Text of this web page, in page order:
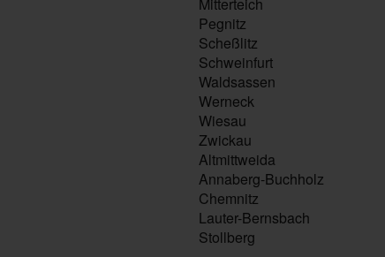
Pegnitz
Scheßlitz
Schweinfurt
Waldsassen
Werneck
Wiesau
Zwickau
Altmittweida
Annaberg-Buchholz
Chemnitz
Lauter-Bernsbach
Stollberg